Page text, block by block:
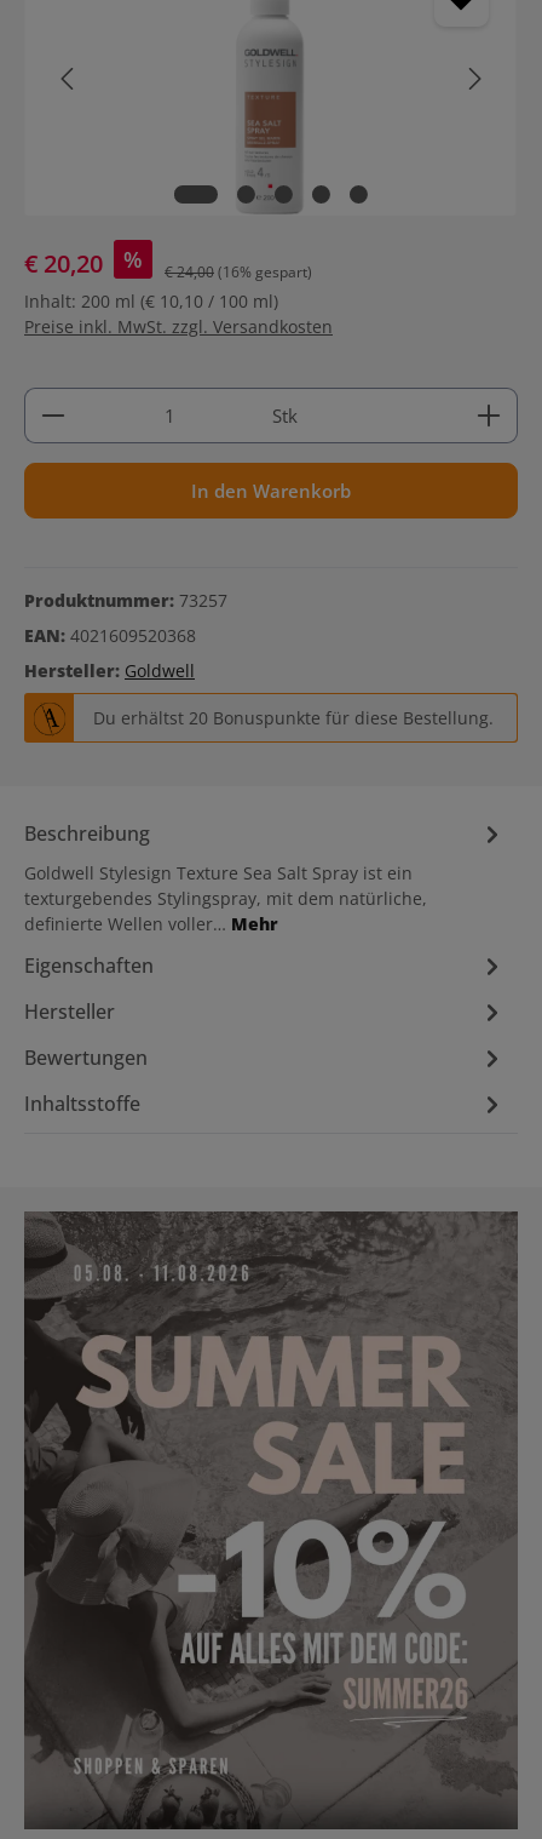
€ 20,20 % € 24,00(16% gespart)
Inhalt: 200 ml (€ 10,10 / 100 ml)
Preise inkl. MwSt. zzgl. Versandkosten
Produkt Anzahl: Gib den gewünschten Wert ein
Stk
In den Warenkorb
Produktnummer: 73257
EAN: 4021609520368
Hersteller: Goldwell
Du erhältst 20 Bonuspunkte für diese Bestellung.
Beschreibung
Goldwell Stylesign Texture Sea Salt Spray ist ein
texturgebendes Stylingspray, mit dem natürliche,
definierte Wellen voller… Mehr
Eigenschaften
Hersteller
Bewertungen
Inhaltsstoffe